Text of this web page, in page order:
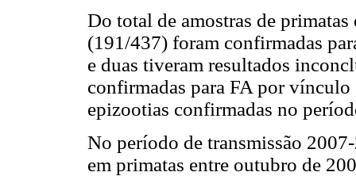
Do total de amostras de
(191/437) foram confirmadas
e duas tiveram resultados
confirmadas para FA por
epizootias confirmadas no
No período de transmissão
em primatas entre outubro de